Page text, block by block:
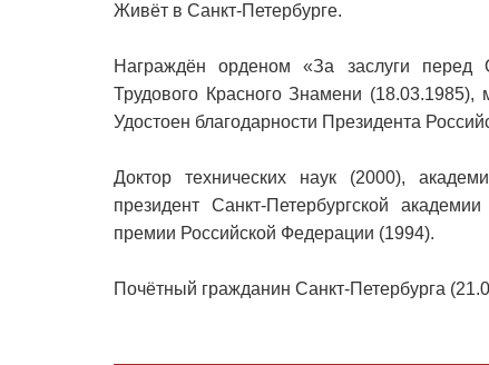
Живёт в Санкт-Петербурге.
Награждён орденом «За заслуги перед
Трудового Красного Знамени
Удостоен благодарности Президента
Доктор технических наук (2000),
президент Санкт-Петербургской
премии Российской Федерации (1994).
Почётный гражданин Санкт-Петербурга